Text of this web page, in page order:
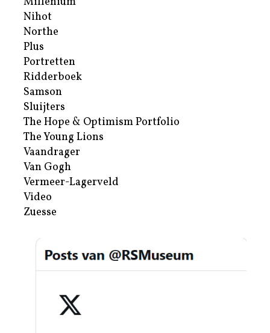
Nihot
Northe
Plus
Portretten
Ridderboek
Samson
Sluijters
The Hope & Optimism Portfolio
The Young Lions
Vaandrager
Van Gogh
Vermeer-Lagerveld
Video
Zuesse